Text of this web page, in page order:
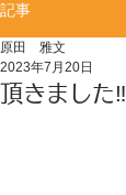
記事
頂きました‼️
原田 雅文
2023年7月20日